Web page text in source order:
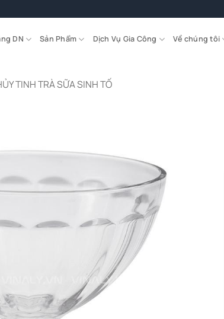
DN Sản Phẩm Dịch Vụ Gia Công Về chúng tôi
TINH TRÀ SỮA SINH TỐ